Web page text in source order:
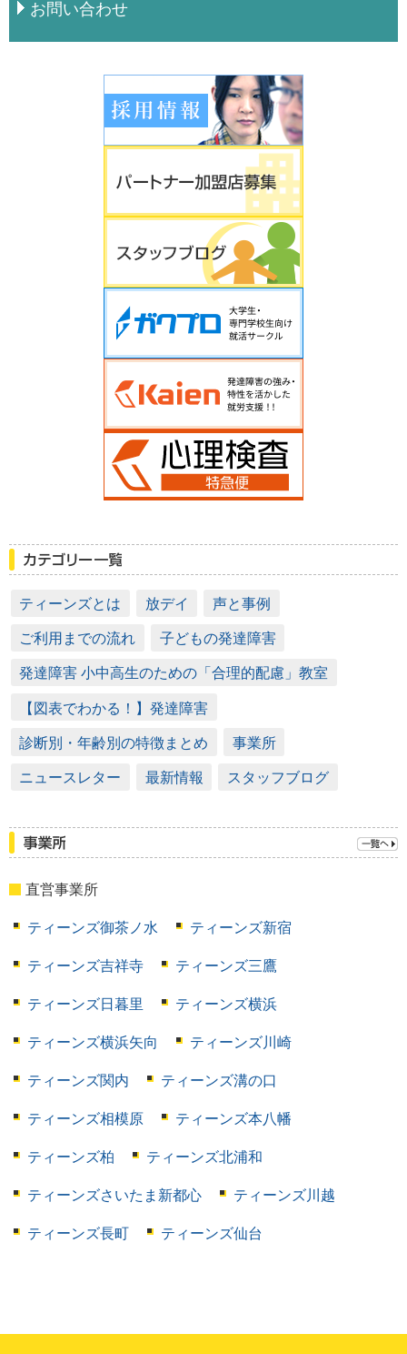
お問い合わせ
ティーンズとは 放デイ 声と事例
ご利用までの流れ 子どもの発達障害
発達障害 小中高生のための「合理的配慮」教室
【図表でわかる！】発達障害
診断別・年齢別の特徴まとめ 事業所
ニュースレター 最新情報 スタッフブログ
直営事業所
ティーンズ御茶ノ水 ティーンズ新宿
ティーンズ吉祥寺 ティーンズ三鷹
ティーンズ日暮里 ティーンズ横浜
ティーンズ横浜矢向 ティーンズ川崎
ティーンズ関内 ティーンズ溝の口
ティーンズ相模原 ティーンズ本八幡
ティーンズ柏 ティーンズ北浦和
ティーンズさいたま新都心 ティーンズ川越
ティーンズ長町 ティーンズ仙台